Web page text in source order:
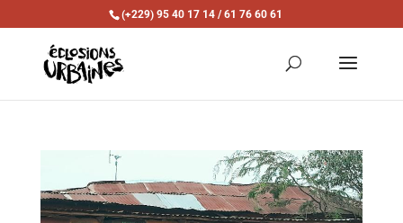
(+229) 95 40 17 14 / 61 76 60 61